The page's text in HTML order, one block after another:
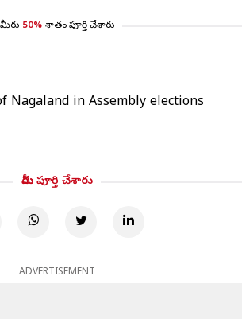
మీరు 50% శాతం పూర్తి చేశారు
in Assembly elections
మీరు పూర్తి చేశారు
ADVERTISEMENT